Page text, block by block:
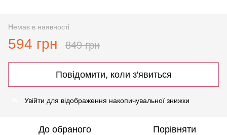
Немає в наявності
594 грн 849 грн
Повідомити, коли з'явиться
Увійти для відображення накопичувальної знижки
До обраного Порівняти